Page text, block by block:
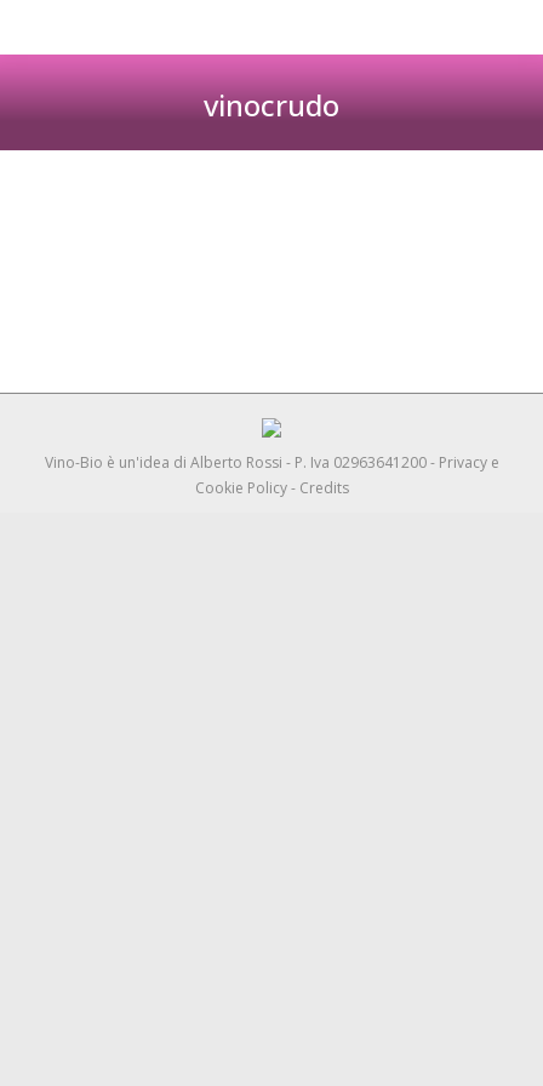
vinocrudo
Vino-Bio è un'idea di Alberto Rossi - P. Iva 02963641200 - Privacy e
Cookie Policy- Credits